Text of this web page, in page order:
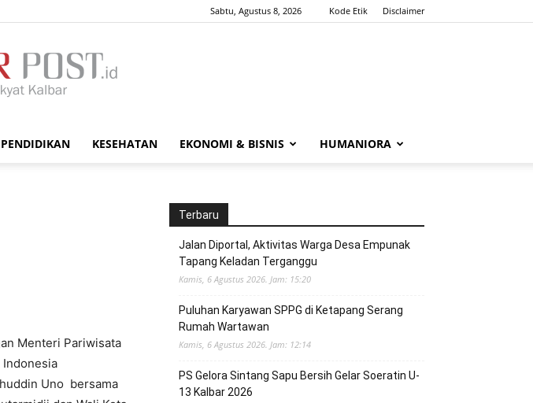
Sabtu, Agustus 8, 2026 Kode Etik Disclaimer
PENDIDIKAN KESEHATAN EKONOMI & BISNIS HUMANIORA
Menteri Pariwisata
Uno bersama
Terbaru
Jalan Diportal, Aktivitas Warga Desa Empunak
Tapang Keladan Terganggu
Kamis, 6 Agustus 2026. Jam: 15:20
Puluhan Karyawan SPPG di Ketapang Serang
Rumah Wartawan
Kamis, 6 Agustus 2026. Jam: 12:14
PS Gelora Sintang Sapu Bersih Gelar Soeratin U-
13 Kalbar 2026